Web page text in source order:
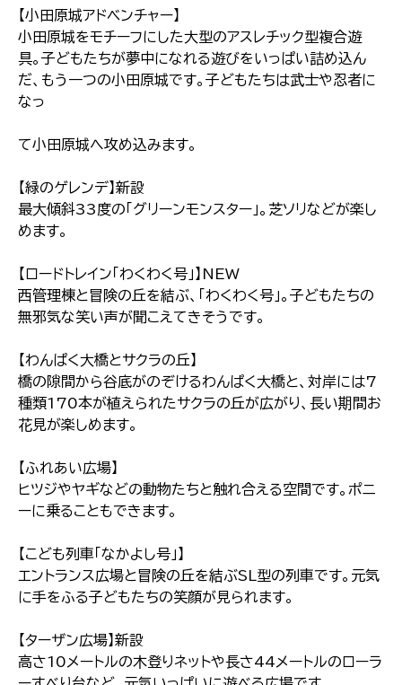
【小田原城アドベンチャー】
小田原城をモチーフにした大型のアスレチック型複合遊
具。子どもたちが夢中になれる遊びをいっぱい詰め込ん
だ、もう一つの小田原城です。子どもたちは武士や忍者に
なっ
て小田原城へ攻め込みます。
【緑のゲレンデ】新設
最大傾斜33度の「グリーンモンスター」。芝ソリなどが楽し
めます。
【ロードトレイン「わくわく号」】NEW
西管理棟と冒険の丘を結ぶ、「わくわく号」。子どもたちの
無邪気な笑い声が聞こえてきそうです。
【わんぱく大橋とサクラの丘】
橋の隙間から谷底がのぞけるわんぱく大橋と、対岸には7
種類170本が植えられたサクラの丘が広がり、長い期間お
花見が楽しめます。
【ふれあい広場】
ヒツジやヤギなどの動物たちと触れ合える空間です。ポニ
ーに乗ることもできます。
【こども列車「なかよし号」】
エントランス広場と冒険の丘を結ぶSL型の列車です。元気
に手をふる子どもたちの笑顔が見られます。
【ターザン広場】新設
高さ10メートルの木登りネットや長さ44メートルのローラ